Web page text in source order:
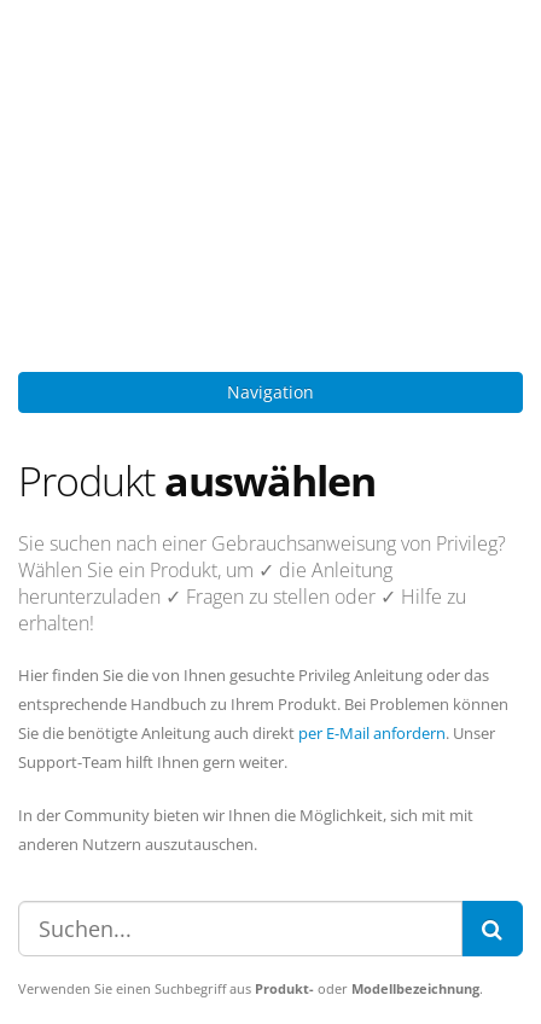
Navigation
Produktauswählen
Sie suchen nach einer Gebrauchsanweisung von Privileg?
Wählen Sie ein Produkt, um ✓ die Anleitung
herunterzuladen ✓ Fragen zu stellen oder ✓ Hilfe zu
erhalten!
Hier finden Sie die von Ihnen gesuchte Privileg Anleitung oder das
entsprechende Handbuch zu Ihrem Produkt. Bei Problemen können
Sie die benötigte Anleitung auch direkt per E-Mail anfordern. Unser
Support-Team hilft Ihnen gern weiter.
In der Community bieten wir Ihnen die Möglichkeit, sich mit mit
anderen Nutzern auszutauschen.
Verwenden Sie einen Suchbegriff aus Produkt- oder Modellbezeichnung.